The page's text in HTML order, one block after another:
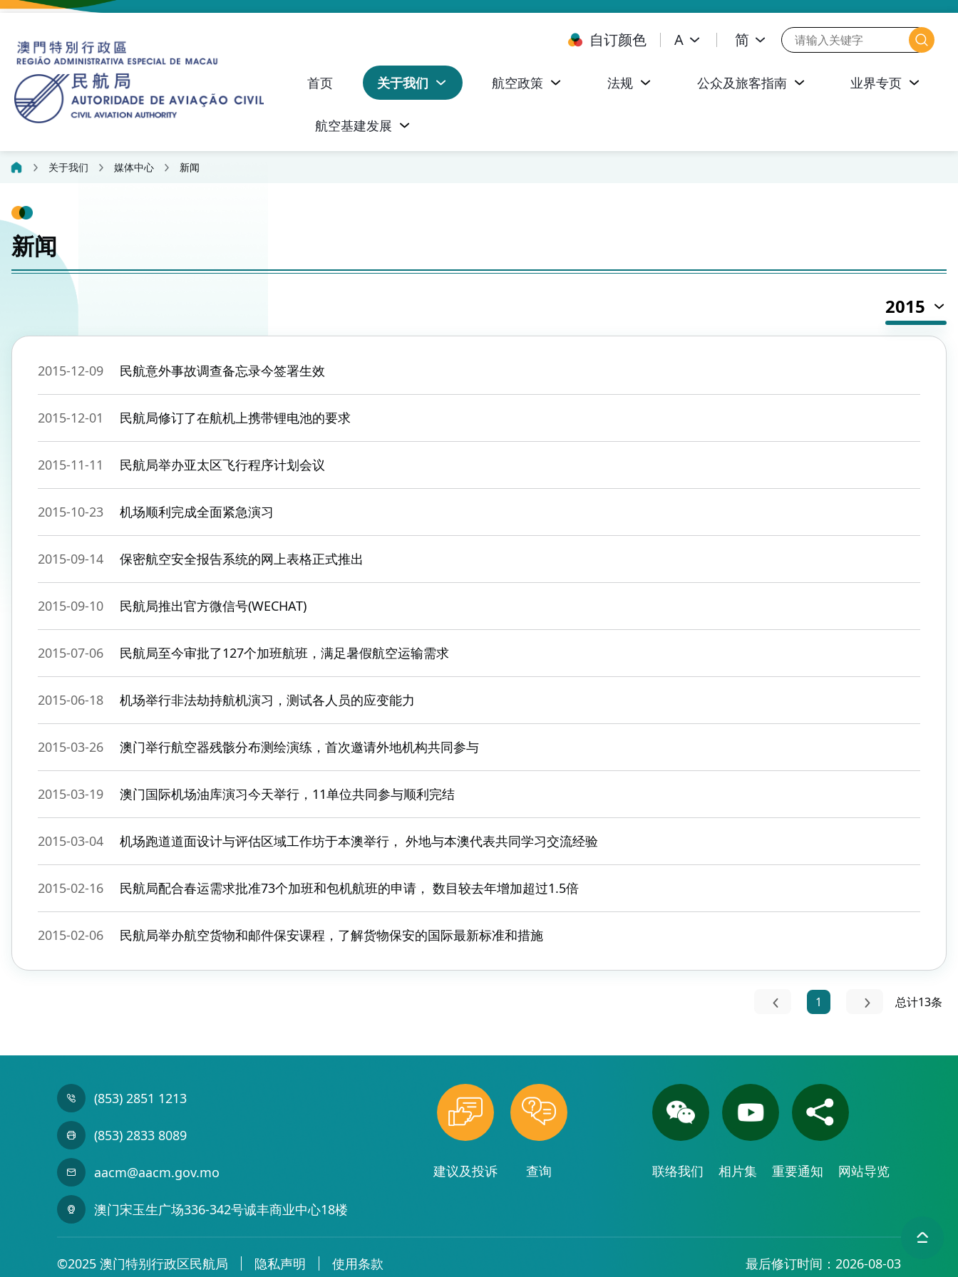
自订颜色 A 简
首页 关于我们 航空政策 法规 公众及旅客指南 业界专页
航空基建发展
关于我们 媒体中心 新闻
新闻
2015
2015-12-09 民航意外事故调查备忘录今签署生效
2015-12-01 民航局修订了在航机上携带锂电池的要求
2015-11-11 民航局举办亚太区飞行程序计划会议
2015-10-23 机场顺利完成全面紧急演习
2015-09-14 保密航空安全报告系统的网上表格正式推出
2015-09-10 民航局推出官方微信号(WECHAT)
2015-07-06 民航局至今审批了127个加班航班，满足暑假航空运输需求
2015-06-18 机场举行非法劫持航机演习，测试各人员的应变能力
2015-03-26 澳门举行航空器残骸分布测绘演练，首次邀请外地机构共同参与
2015-03-19 澳门国际机场油库演习今天举行，11单位共同参与顺利完结
2015-03-04 机场跑道道面设计与评估区域工作坊于本澳举行， 外地与本澳代表共同学习交流经验
2015-02-16 民航局配合春运需求批准73个加班和包机航班的申请， 数目较去年增加超过1.5倍
2015-02-06 民航局举办航空货物和邮件保安课程，了解货物保安的国际最新标准和措施
1 总计13条
(853) 2851 1213
(853) 2833 8089
aacm@aacm.gov.mo
澳门宋玉生广场336-342号诚丰商业中心18楼
建议及投诉 查询 联络我们 相片集 重要通知 网站导览
©2025 澳门特别行政区民航局 隐私声明 使用条款 最后修订时间：2026-08-03